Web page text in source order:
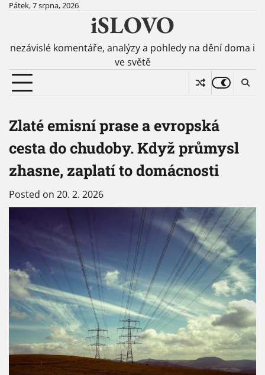
SkipPátek, 7 srpna, 2026
iSLOVO
nezávislé komentáře, analýzy a pohledy na dění doma i
ve světě
Zlaté emisní prase a evropská
cesta do chudoby. Když průmysl
zhasne, zaplatí to domácnosti
Posted on 20. 2. 2026